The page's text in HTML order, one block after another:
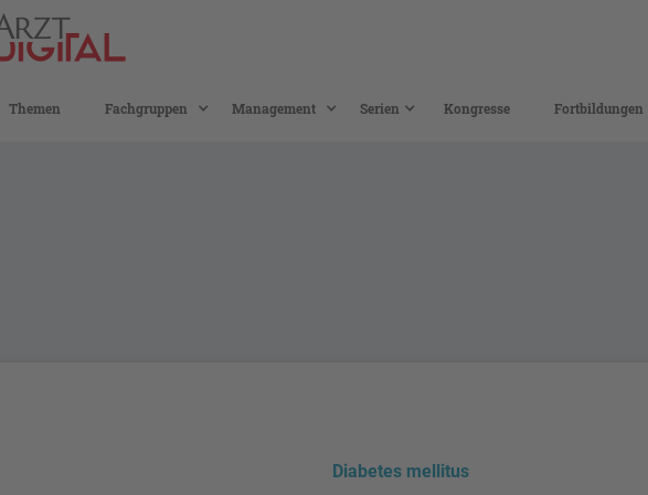
Themen Fachgruppen Management Serien Kongresse Fortbildungen
Diabetes mellitus